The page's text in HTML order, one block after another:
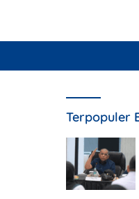
Terpopuler